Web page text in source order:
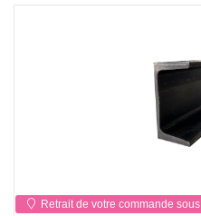
Retrait de votre commande